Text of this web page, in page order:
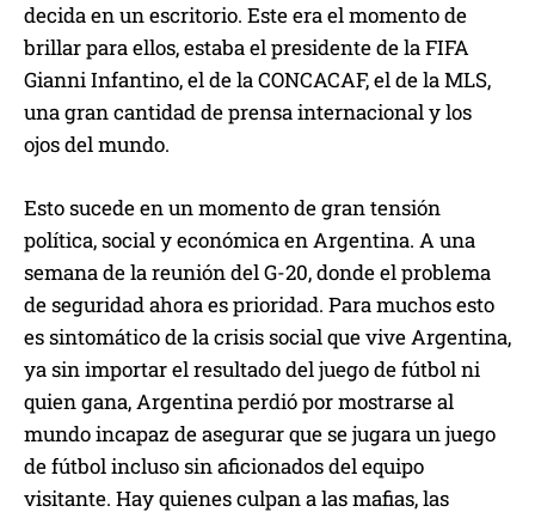
decida en un escritorio. Este era el momento de
brillar para ellos, estaba el presidente de la FIFA
Gianni Infantino, el de la CONCACAF, el de la MLS,
una gran cantidad de prensa internacional y los
ojos del mundo.
Esto sucede en un momento de gran tensión
política, social y económica en Argentina. A una
semana de la reunión del G-20, donde el problema
de seguridad ahora es prioridad. Para muchos esto
es sintomático de la crisis social que vive Argentina,
ya sin importar el resultado del juego de fútbol ni
quien gana, Argentina perdió por mostrarse al
mundo incapaz de asegurar que se jugara un juego
de fútbol incluso sin aficionados del equipo
visitante. Hay quienes culpan a las mafias, las